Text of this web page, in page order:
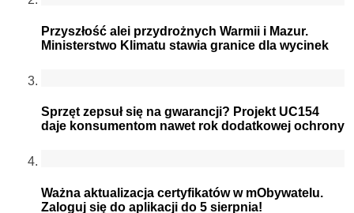
Przyszłość alei przydrożnych Warmii i Mazur.
Ministerstwo Klimatu stawia granice dla wycinek
Sprzęt zepsuł się na gwarancji? Projekt UC154
daje konsumentom nawet rok dodatkowej ochrony
Ważna aktualizacja certyfikatów w mObywatelu.
Zaloguj się do aplikacji do 5 sierpnia!